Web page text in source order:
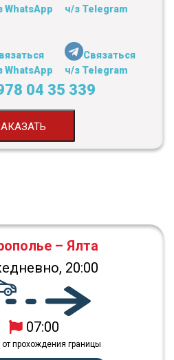
WhatsApp
ч/з Telegram
WhatsApp
Связаться
ч/з Telegram
04 35 339
– Ялта
20:00
07:00
от прохождения границы